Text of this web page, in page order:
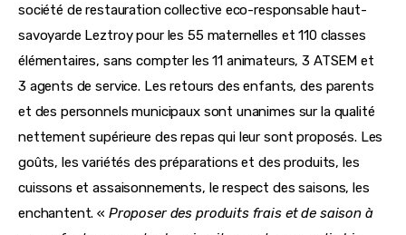
société de restauration collective eco-responsable haut-
savoyarde Leztroy pour les 55 maternelles et 110 classes
élémentaires, sans compter les 11 animateurs, 3 ATSEM et
3 agents de service. Les retours des enfants, des parents
et des personnels municipaux sont unanimes sur la qualité
nettement supérieure des repas qui leur sont proposés. Les
goûts, les variétés des préparations et des produits, les
cuissons et assaisonnements, le respect des saisons, les
enchantent. « Proposer des produits frais et de saison à